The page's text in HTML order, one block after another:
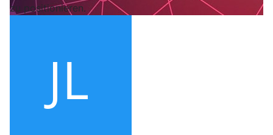
zu positionieren.